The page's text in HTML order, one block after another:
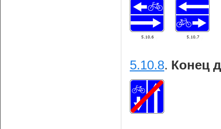
5.10.8. Конец